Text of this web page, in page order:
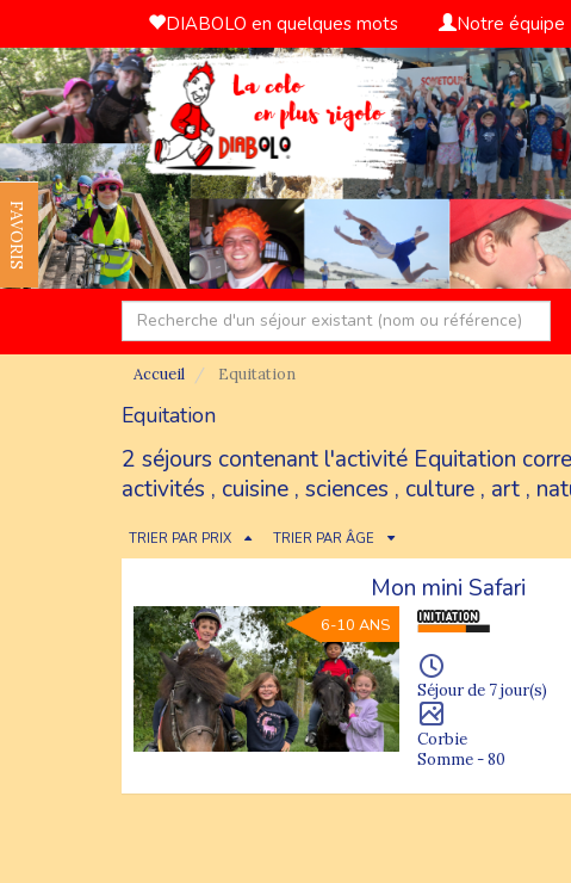
DIABOLO en quelques mots Notre équipe
FAVORIS
Accueil Equitation
Equitation
2 séjours contenant l'activité Equitation
activités , cuisine , sciences , culture , art ,
TRIER PAR PRIX TRIER PAR ÂGE
Mon mini Safari
6-10 ANS
Séjour de 7 jour(s)
Corbie
Somme - 80